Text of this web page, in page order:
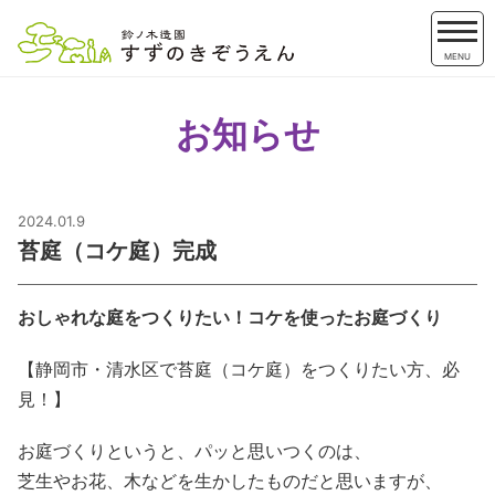
MENU
お知らせ
2024.01.9
苔庭（コケ庭）完成
おしゃれな庭をつくりたい！コケを使ったお庭づくり
【静岡市・清水区で苔庭（コケ庭）をつくりたい方、必
見！】
お庭づくりというと、パッと思いつくのは、
芝生やお花、木などを生かしたものだと思いますが、